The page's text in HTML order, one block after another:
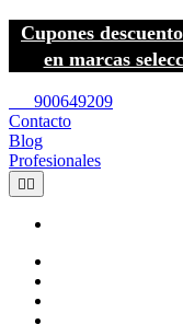
Cupones
en marcas
900649209
Contacto
Blog
Profesionales
 